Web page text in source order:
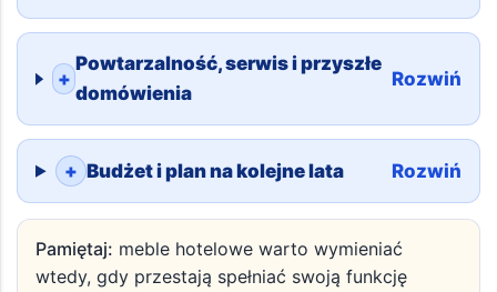
+
Powtarzalność, serwis i przyszłe
domówienia
Rozwiń
+ Budżet i plan na kolejne lata Rozwiń
Pamiętaj: meble hotelowe warto wymieniać
wtedy, gdy przestają spełniać swoją funkcję